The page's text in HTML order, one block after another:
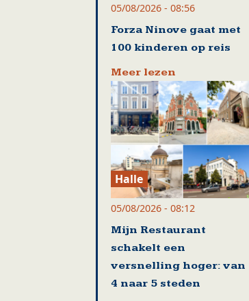
05/08/2026 - 08:56
Forza Ninove gaat met
100 kinderen op reis
Meer lezen
Halle
05/08/2026 - 08:12
Mijn Restaurant
schakelt een
versnelling hoger: van
4 naar 5 steden